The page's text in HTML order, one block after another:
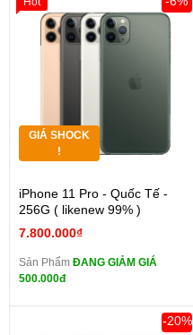
GIÁ SHOCK
!
iPhone 11 Pro - Quốc Tế -
256G ( likenew 99% )
7.800.000₫
Sản Phẩm ĐANG GIẢM GIÁ
500.000đ
-20%